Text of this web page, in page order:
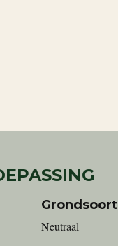
Grondsoort
Neutraal